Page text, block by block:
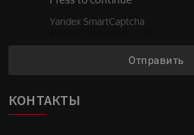
Отправить
КОНТАКТЫ